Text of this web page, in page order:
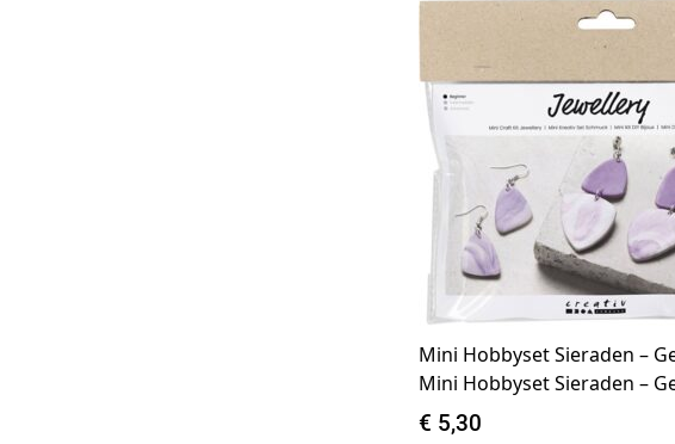
Mini Hobbyset Sieraden –
Mini Hobbyset Sieraden –
€ 5,30